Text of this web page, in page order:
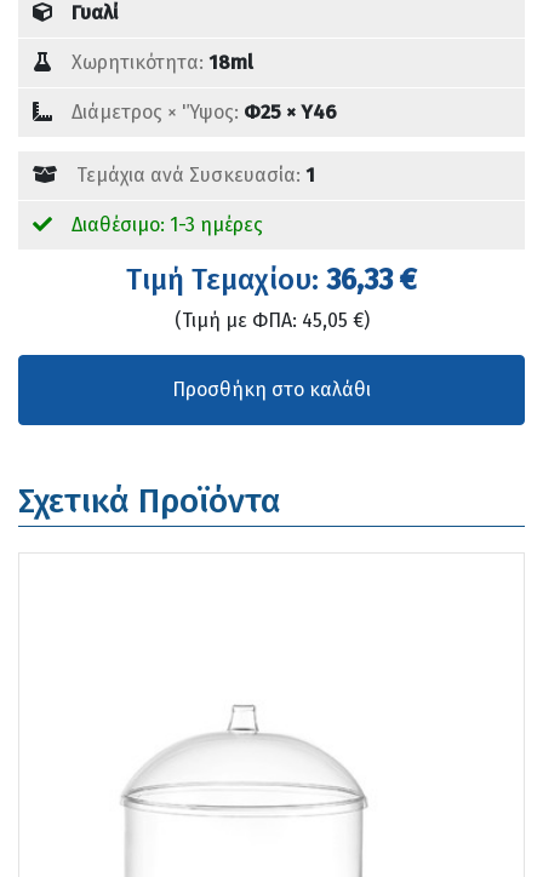
Γυαλί
Χωρητικότητα: 18ml
Διάμετρος × 'Ύψος: Φ25 × Υ46
Τεμάχια ανά Συσκευασία: 1
Διαθέσιμο: 1-3 ημέρες
Tιμή Τεμαχίου: 36,33 €
(Τιμή με ΦΠΑ: 45,05 €)
Σχετικά Προϊόντα